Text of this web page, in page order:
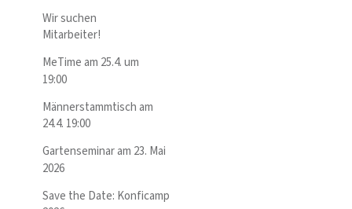
Wir suchen
Mitarbeiter!
MeTime am 25.4. um
19:00
Männerstammtisch am
24.4. 19:00
Gartenseminar am 23. Mai
2026
Save the Date: Konficamp